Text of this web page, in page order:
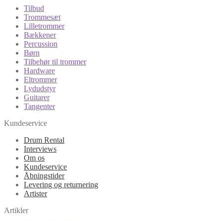
Tilbud
Trommesæt
Lilletrommer
Bækkener
Percussion
Børn
Tilbehør til trommer
Hardware
Eltrommer
Lydudstyr
Guitarer
Tangenter
Kundeservice
Drum Rental
Interviews
Om os
Kundeservice
Åbningstider
Levering og returnering
Artister
Artikler